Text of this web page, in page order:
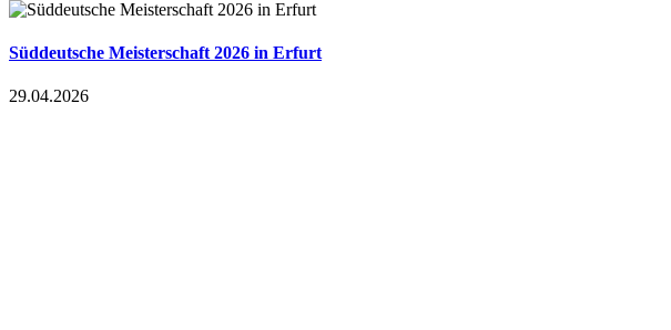
Süddeutsche Meisterschaft 2026 in Erfurt
29.04.2026